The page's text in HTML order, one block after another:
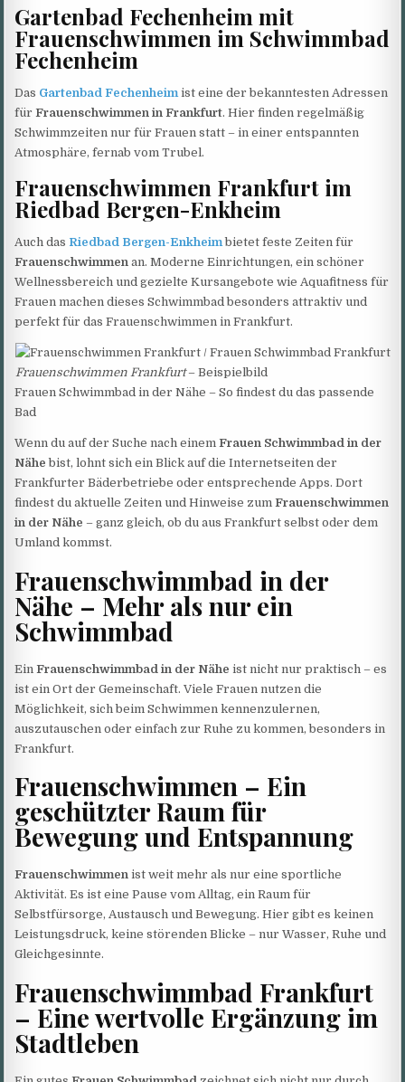
Gartenbad Fechenheim mit
Frauenschwimmen im Schwimmbad
Fechenheim
Das Gartenbad Fechenheimist eine der bekanntesten Adressen
fürFrauenschwimmen in Frankfurt. Hier finden regelmäßig
Schwimmzeiten nur für Frauen statt – in einer entspannten
Atmosphäre, fernab vom Trubel.
Frauenschwimmen Frankfurt im
Riedbad Bergen-Enkheim
Auch das Riedbad Bergen-Enkheimbietet feste Zeiten für
Frauenschwimmen an. Moderne Einrichtungen, ein schöner
Wellnessbereich und gezielte Kursangebote wie Aquafitness für
Frauen machen dieses Schwimmbad besonders attraktiv und
perfekt für das Frauenschwimmen in Frankfurt.
Frauenschwimmen Frankfurt– Beispielbild
Frauen Schwimmbad in der Nähe – So findest du das passende
Bad
Wenn du auf der Suche nach einemFrauen Schwimmbad in der
Nähe bist, lohnt sich ein Blick auf die Internetseiten der
Frankfurter Bäderbetriebe oder entsprechende Apps. Dort
findest du aktuelle Zeiten und Hinweise zumFrauenschwimmen
in der Nähe – ganz gleich, ob du aus Frankfurt selbst oder dem
Umland kommst.
Frauenschwimmbad in der
Nähe – Mehr als nur ein
Schwimmbad
EinFrauenschwimmbad in der Nähe ist nicht nur praktisch – es
ist ein Ort der Gemeinschaft. Viele Frauen nutzen die
Möglichkeit, sich beim Schwimmen kennenzulernen,
auszutauschen oder einfach zur Ruhe zu kommen, besonders in
Frankfurt.
Frauenschwimmen – Ein
geschützter Raum für
Bewegung und Entspannung
Frauenschwimmen ist weit mehr als nur eine sportliche
Aktivität. Es ist eine Pause vom Alltag, ein Raum für
Selbstfürsorge, Austausch und Bewegung. Hier gibt es keinen
Leistungsdruck, keine störenden Blicke – nur Wasser, Ruhe und
Gleichgesinnte.
Frauenschwimmbad Frankfurt
– Eine wertvolle Ergänzung im
Stadtleben